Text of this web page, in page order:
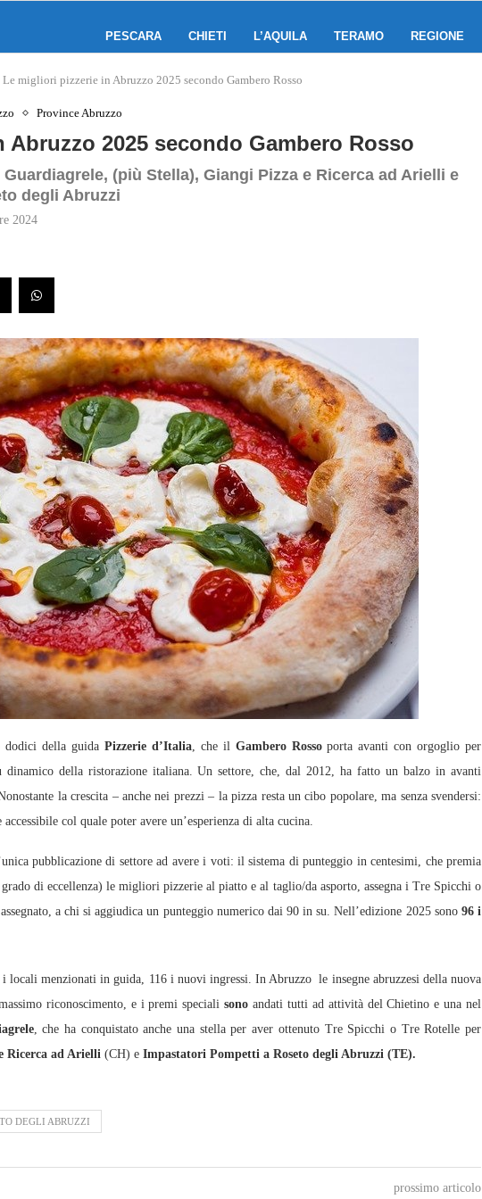
PESCARA CHIETI L’AQUILA TERAMO REGIONE
Le migliori pizzerie in Abruzzo 2025 secondo Gambero Rosso
Province Abruzzo
2025 secondo Gambero Rosso
(più Stella), Giangi Pizza e Ricerca ad Arielli e
degli Abruzzi
2024
dodici della guida Pizzerie d’Italia, che ilGambero Rossoporta avanti con orgoglio per
della ristorazione italiana. Un settore, che, dal 2012, ha fatto un balzo in avanti
la crescita – anche nei prezzi – la pizza resta un cibo popolare, ma senza svendersi:
col quale poter avere un’esperienza di alta cucina.
pubblicazione di settore ad avere i voti: il sistema di punteggio in centesimi, che premia
di eccellenza) le migliori pizzerie al piatto e al taglio/da asporto, assegna i Tre Spicchi o
a chi si aggiudica un punteggio numerico dai 90 in su. Nell’edizione 2025 sono 96 i
locali menzionati in guida, 116 i nuovi ingressi. In Abruzzo le insegne abruzzesi della nuova
riconoscimento, e i premi specialisono andati tutti ad attività del Chietino e una nel
, che ha conquistato anche una stella per aver ottenuto Tre Spicchi o Tre Rotelle per
Ricerca ad Arielli (CH) e Impastatori Pompetti a Roseto degli Abruzzi (TE).
DEGLI ABRUZZI
prossimo articolo